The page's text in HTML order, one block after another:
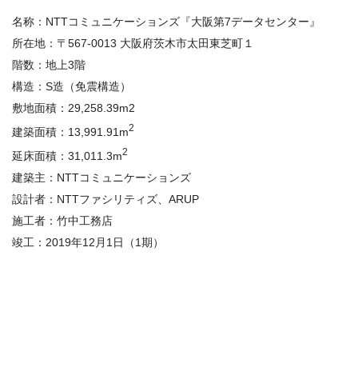
名称：NTTコミュニケーションズ『大阪第7データセンター』
所在地：〒567-0013 大阪府茨木市太田東芝町１
階数：地上3階
構造： S造（免震構造）
敷地面積：29,258.39m2
建築面積：13,991.91m2
延床面積：31,011.3m2
建築主：NTTコミュニケーションズ
設計者：NTTファシリティズ、ARUP
施工者：竹中工務店
竣工：2019年12月1日（1期）